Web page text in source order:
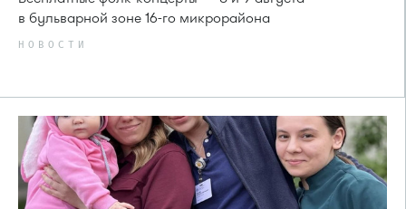
в бульварной зоне 16-го микрорайона
НОВОСТИ